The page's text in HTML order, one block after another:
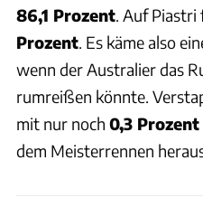
86,1 Prozent. Auf Piastri
Prozent. Es käme also
wenn der Australier das
rumreißen könnte.
mit nur noch 0,3 Prozent
dem Meisterrennen